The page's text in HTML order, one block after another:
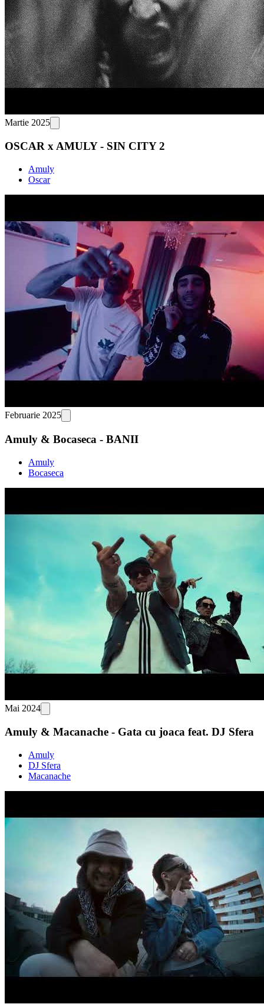
Martie 2025
OSCAR x AMULY - SIN CITY 2
Amuly
Oscar
Februarie 2025
Amuly & Bocaseca - BANII
Amuly
Bocaseca
Mai 2024
Amuly & Macanache - Gata cu joaca feat. DJ Sfera
Amuly
DJ Sfera
Macanache